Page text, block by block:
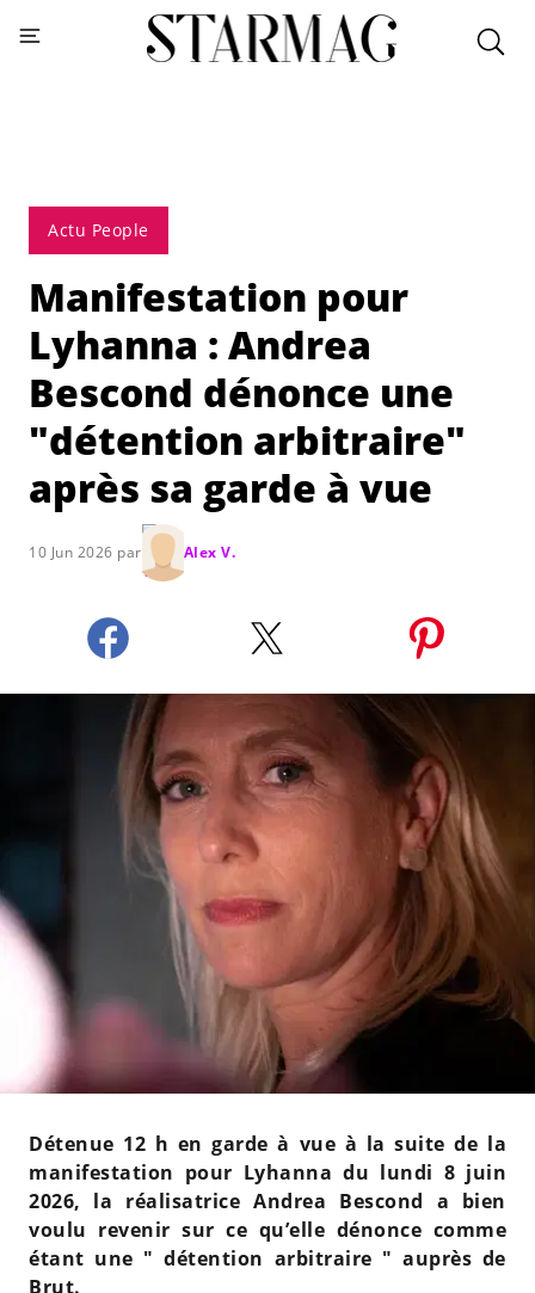
Actu People
Manifestation pour
Lyhanna : Andrea
Bescond dénonce une
"détention arbitraire"
après sa garde à vue
10 Jun 2026 par Alex V.
Détenue 12 h en garde à vue à la suite de la
manifestation pour Lyhanna du lundi 8 juin
2026, la réalisatrice Andrea Bescond a bien
voulu revenir sur ce qu’elle dénonce comme
étant une " détention arbitraire " auprès de
Brut.